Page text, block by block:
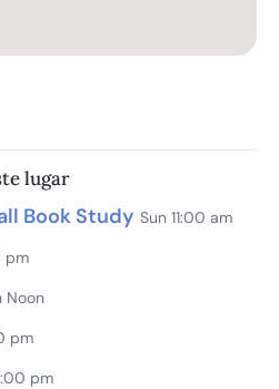
lugar
Book Study Sun 11:00 am
pm
Noon
pm
pm